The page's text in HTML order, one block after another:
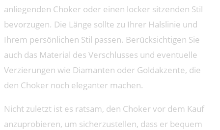
anliegenden Choker oder einen locker sitzenden Stil
bevorzugen. Die Länge sollte zu Ihrer Halslinie und
Ihrem persönlichen Stil passen. Berücksichtigen Sie
auch das Material des Verschlusses und eventuelle
Verzierungen wie Diamanten oder Goldakzente, die
den Choker noch eleganter machen.
Nicht zuletzt ist es ratsam, den Choker vor dem Kauf
anzuprobieren, um sicherzustellen, dass er bequem